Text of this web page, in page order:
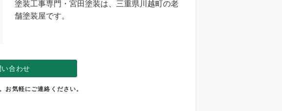
塗装工事専門・宮田塗装は、三重県川越町の老
舗塗装屋です。
い合わせ
お気軽にご連絡ください。